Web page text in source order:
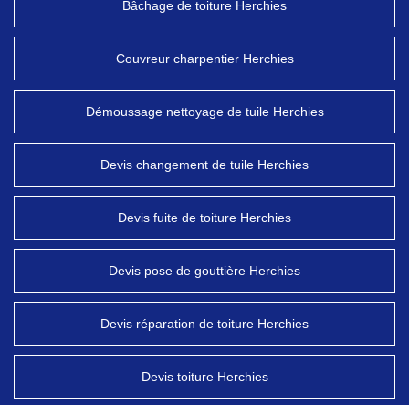
Bâchage de toiture Herchies
Couvreur charpentier Herchies
Démoussage nettoyage de tuile Herchies
Devis changement de tuile Herchies
Devis fuite de toiture Herchies
Devis pose de gouttière Herchies
Devis réparation de toiture Herchies
Devis toiture Herchies